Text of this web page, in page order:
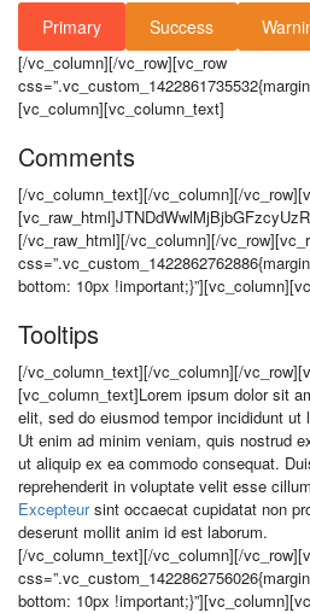
Primary Success
[/vc_column][/vc_row][vc_row
[vc_column][vc_column_text]
Comments
[/vc_column_text][/vc_column][/
Tooltips
[/vc_column_text][/vc_column][/
[vc_column_text]Lorem ipsum dolor sit
elit, sed do eiusmod tempor incididunt ut
Ut enim ad minim veniam, quis nostrud
ut aliquip ex ea commodo consequat.
reprehenderit in voluptate velit esse
Excepteursint occaecat cupidatat non
deserunt mollit anim id est laborum.
[/vc_column_text][/vc_column][/
bottom: 10px